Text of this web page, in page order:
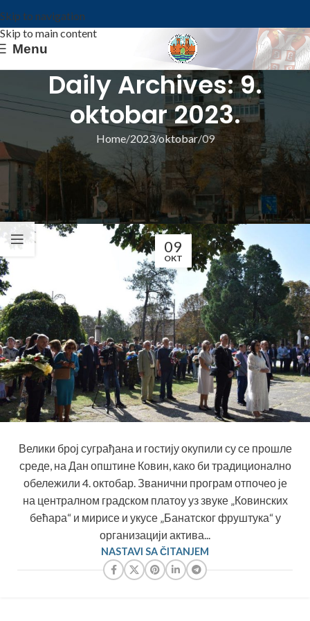
Skip to navigation
Skip to main content
Menu
Daily Archives: 9.
oktobar 2023.
Home 2023 oktobar 09
ИЗ ОПШТИНЕ
ПРАЗНИК ОПШТИНЕ У ЗНАКУ
ТРАДИЦИЈЕ
Општина Ковин
09
OKT
Велики број суграђана и гостију окупили су се прошле
среде, на Дан општине Ковин, како би традиционално
обележили 4. октобар. Званични програм отпочео је
на централном градском платоу уз звуке „Ковинских
бећара“ и мирисе и укусе „Банатског фруштука“ у
организацији актива...
NASTAVI SA ČITANJEM